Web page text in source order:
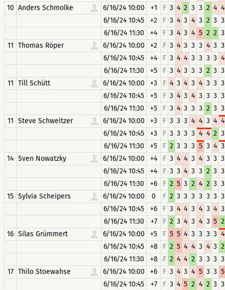
10 Anders Schmolke 6/16/24 10:00 +1 F 3 4 2 3 3 2 4 4
6/16/24 10:45
+2 F 3 4 3 4 3 2 3 3
6/16/24 11:30
+4 F 3 4 3 4 5 2 2 3
11 Thomas Röper 6/16/24 10:00 +2 F 3 4 3 3 3 4 3 3
6/16/24 10:45
+4 F 3 4 4 3 3 3 3 4
6/16/24 11:30
+5 F 3 4 3 3 3 2 3 3
11 Till Schütt 6/16/24 10:00 +3 F 4 3 4 3 4 3 3 3
6/16/24 10:45
+5 F 3 4 3 4 3 3 3 3
6/16/24 11:30
+5 F 3 4 3 3 3 2 3 3
11 Steve Schweitzer 6/16/24 10:00 +3 F 3 3 3 4 4 3 4 4
6/16/24 10:45
+3 F 3 3 3 3 4 4 2 3
6/16/24 11:30
+5 F 2 3 3 3 5 3 4 3
14 Sven Nowatzky 6/16/24 10:00 +4 F 3 4 4 3 4 3 3 3
6/16/24 10:45
+4 F 3 3 4 3 3 2 3 3
6/16/24 11:30
+6 F 2 5 3 2 4 2 3 3
15 Sylvia Scheipers 6/16/24 10:00 0 F 2 3 3 3 3 3 3 3
6/16/24 10:45
+6 F 3 4 4 3 4 3 4 3
6/16/24 11:30
+7 F 2 3 4 3 4 3 5 2
16 Silas Grümmert 6/16/24 10:00 +5 F 5 5 4 3 3 3 3 4
6/16/24 10:45
+8 F 2 5 4 4 3 4 3 2
6/16/24 11:30
+8 F 2 4 4 2 3 3 3 3
17 Thilo Stoewahse 6/16/24 10:00 +6 F 3 4 3 4 5 3 3 5
6/16/24 10:45
+7 F 3 4 5 2 4 2 3 3